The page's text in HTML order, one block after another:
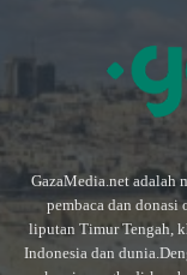
GazaMedia.net adalah
pembaca dan donasi
liputan Timur Tengah,
Indonesia dan